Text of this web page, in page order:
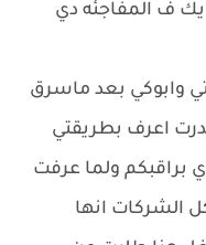
ف المفاجئه دي
وابوكي بعد ماسرق
اعرف بطريقتي
براقبكم ولما عرفت
الشركات انها